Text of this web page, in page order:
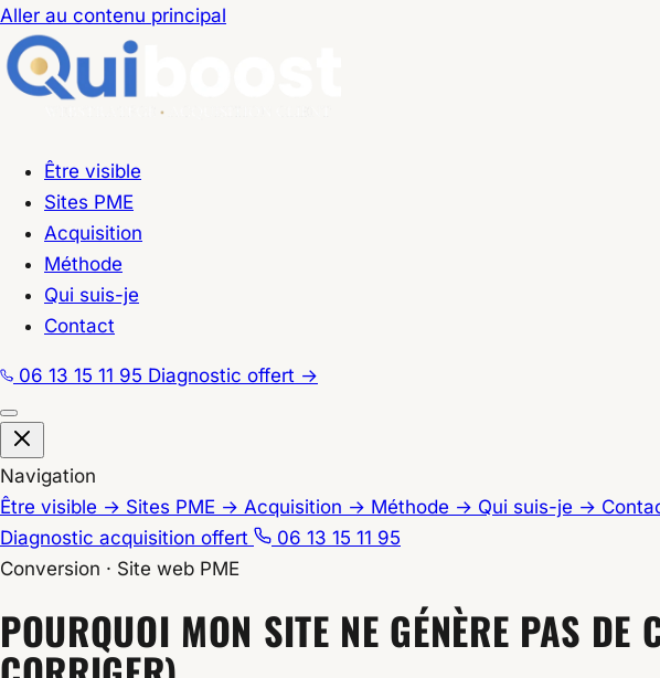
Aller au contenu principal
Être visible
Sites PME
Acquisition
Méthode
Qui suis-je
Contact
06 13 15 11 95 Diagnostic offert →
Navigation
Être visible → Sites PME → Acquisition → Méthode → Qui suis-je →
Diagnostic acquisition offert
06 13 15 11 95
/
Blog
Conversion · Site web PME
POURQUOI MON SITE NE GÉNÈRE PAS DE